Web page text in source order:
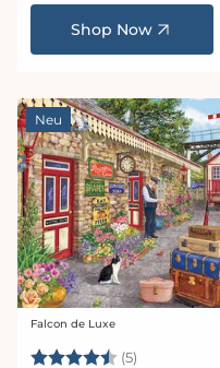
Shop Now
Neu
Anbieter:
Falcon de Luxe
Bewertung:(5) 4.4 von 5